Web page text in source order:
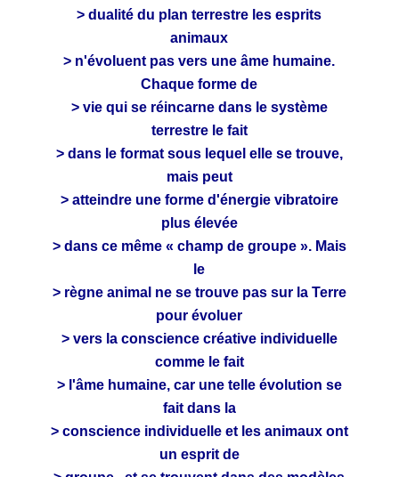
> dualité du plan terrestre les esprits
animaux
> n'évoluent pas vers une âme humaine.
Chaque forme de
> vie qui se réincarne dans le système
terrestre le fait
> dans le format sous lequel elle se trouve,
mais peut
> atteindre une forme d'énergie vibratoire
plus élevée
> dans ce même « champ de groupe ». Mais
le
> règne animal ne se trouve pas sur la Terre
pour évoluer
> vers la conscience créative individuelle
comme le fait
> l'âme humaine, car une telle évolution se
fait dans la
> conscience individuelle et les animaux ont
un esprit de